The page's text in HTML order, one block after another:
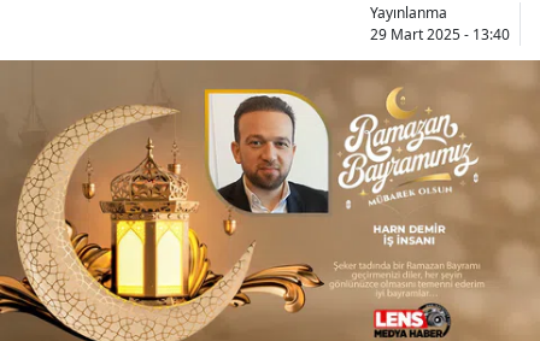
Yayınlanma
29 Mart 2025 - 13:40